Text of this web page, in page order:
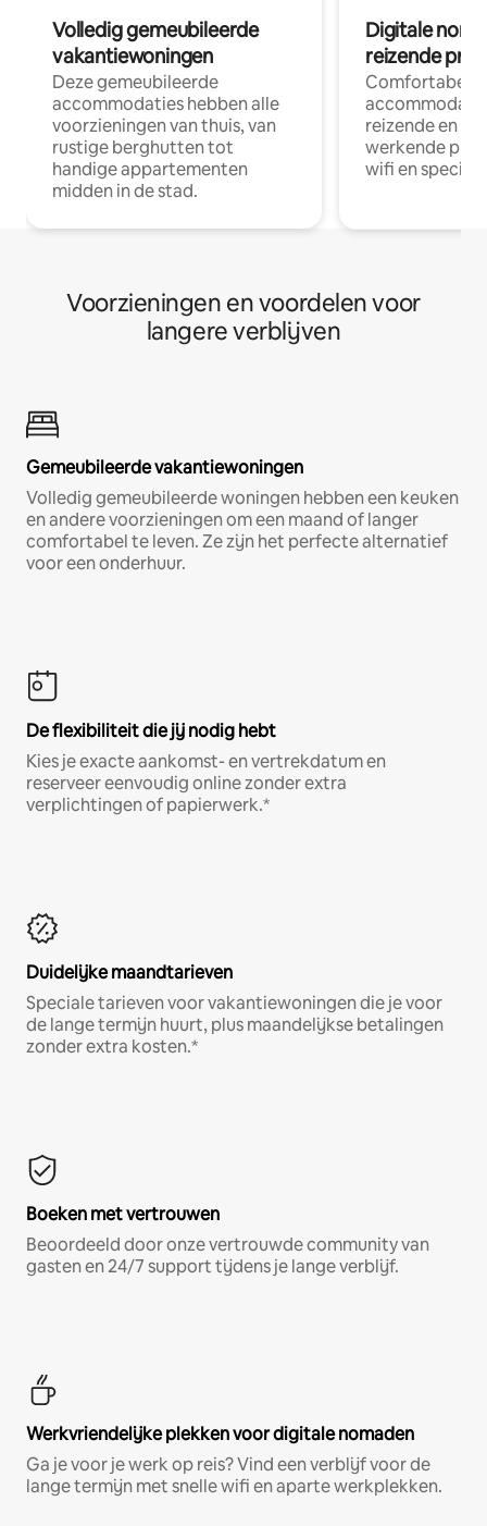
Volledig gemeubileerde
vakantiewoningen
Deze gemeubileerde
accommodaties hebben alle
voorzieningen van thuis, van
rustige berghutten tot
handige appartementen
midden in de stad.
Digitale
reizende
Comfortabele
reizende en
werkende
wifi en
Voorzieningen en voordelen voor
langere verblijven
Gemeubileerde vakantiewoningen
Volledig gemeubileerde woningen hebben een keuken
en andere voorzieningen om een maand of langer
comfortabel te leven. Ze zijn het perfecte alternatief
voor een onderhuur.
De flexibiliteit die jij nodig hebt
Kies je exacte aankomst- en vertrekdatum en
reserveer eenvoudig online zonder extra
verplichtingen of papierwerk.*
Duidelijke maandtarieven
Speciale tarieven voor vakantiewoningen die je voor
de lange termijn huurt, plus maandelijkse betalingen
zonder extra kosten.*
Boeken met vertrouwen
Beoordeeld door onze vertrouwde community van
gasten en 24/7 support tijdens je lange verblijf.
Werkvriendelijke plekken voor digitale nomaden
Ga je voor je werk op reis? Vind een verblijf voor de
lange termijn met snelle wifi en aparte werkplekken.